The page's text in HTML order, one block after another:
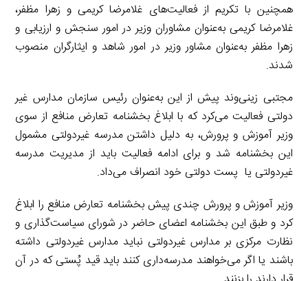
همچنین با تکریم از فعالیت‌های غلامرضا کریمی و زهرا مظفر،
غلامرضا کریمی به‌عنوان مشاوران وزیر در امور سنجش و ارزیابی و
زهرا مظفر به‌عنوان مشاور وزیر در امور شاهد و ایثارگران منصوب
شدند.
مجتبی زینی‌وند پیش از این به‌عنوان رئیس سازمان مدارس غیر
دولتی فعالیت می‌کرد که با ابلاغ بخشنامه تعارض منافع از سوی
وزیر آموزش و پرورش، به دلیل داشتن مدرسه غیردولتی مشمول
این بخشنامه شد و برای ادامه فعالیت باید از مدیریت مدرسه
غیردولتی یا پست دولتی خود انصراف می‌داد.
وزیر آموزش و پرورش چندی پیش بخشنامه تعارض منافع را ابلاغ
کرد و طبق این بخشنامه اعضای حاضر در شورای سیاست‌گذاری و
نظارت مرکزی بر مدارس غیردولتی نباید مدارس غیردولتی داشته
باشند یا اگر می‌خواهند مدرسه‌داری کنند باید قید پُستی که در آن